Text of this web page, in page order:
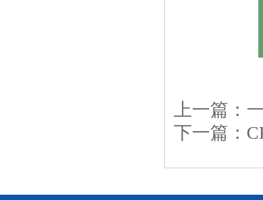
上一篇：
下一篇：